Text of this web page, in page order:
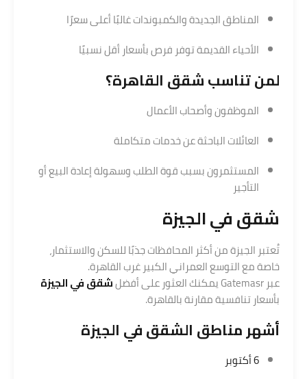
المناطق الجديدة والكمبوندات غالبًا أعلى سعرًا
الأحياء القديمة توفر فرص بأسعار أقل نسبيًا
لمن تناسبشقق القاهرة؟
الموظفون وأصحاب الأعمال
العائلات الباحثة عن خدمات متكاملة
المستثمرون بسبب قوة الطلب وسهولة إعادة البيع أو
التأجير
شقق في الجيزة
تُعتبر الجيزة من أكثر المحافظات جذبًا للسكن والاستثمار،
خاصة مع التوسع العمراني الكبير غرب القاهرة.
عبر Gatemasr يمكنك العثور على أفضل
شقق في الجيزة
بأسعار تنافسية مقارنة بالقاهرة.
أشهر مناطق الشقق في الجيزة
6 أكتوبر